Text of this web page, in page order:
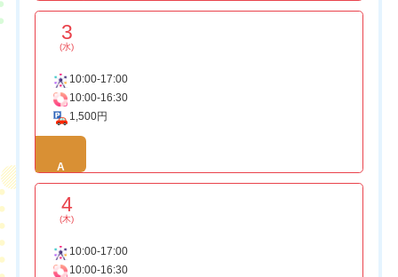
3
(水)
10:00-17:00
10:00-16:30
1,500円
A
4
(木)
10:00-17:00
10:00-16:30